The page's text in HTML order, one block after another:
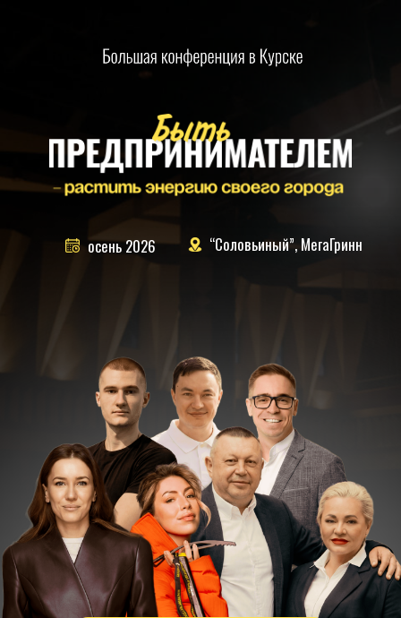
ПРИНЯТЬ УЧАСТИЕ
осень 2026
ВОЗМОЖНОСТЬ УСЛЫШАТЬ ТЕХ, КТО ПОСТРОИЛ
СИЛЬНОЕ ДЕЛО В НАШЕМ ГОРОДЕ И..
НЕ СДАЛСЯ